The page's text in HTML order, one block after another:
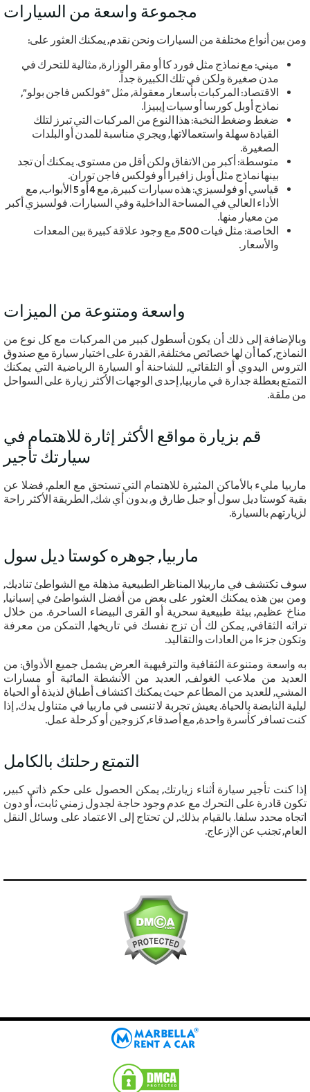
مجموعة واسعة من السيارات
ومن بين أنواع مختلفة من السيارات ونحن نقدم, يمكنك العثور على:
ميني: مع نماذج مثل فورد كا أو مقر الوزارة, مثالية للتحرك في
مدن صغيرة ولكن في تلك الكبيرة جداً.
الاقتصاد: المركبات بأسعار معقولة, مثل "فولكس فاجن بولو",
نماذج أوبل كورسا أو سيات إيبيزا.
ضغط وضغط النخبة: هذا النوع من المركبات التي تبرز لتلك
القيادة سهلة واستعمالاتها, ويجري مناسبة للمدن أو البلدات
الصغيرة.
متوسطة: أكبر من الاتفاق ولكن أقل من مستوى. يمكنك أن تجد
بينها نماذج مثل أوبل زافيرا أو فولكس فاجن توران.
قياسي أو فولسيزي: هذه سيارات كبيرة, مع 4 أو 5 الأبواب, مع
الأداء العالي في المساحة الداخلية وفي السيارات. فولسيزي أكبر
من معيار منها.
الخاصة: مثل فيات 500, مع وجود علاقة كبيرة بين المعدات
والأسعار.
واسعة ومتنوعة من الميزات
وبالإضافة إلى ذلك أن يكون أسطول كبير من المركبات مع كل نوع من
النماذج, كما أن لها خصائص مختلفة, القدرة على اختيار سيارة مع صندوق
التروس اليدوي أو التلقائي, للشاحنة أو السيارة الرياضية التي يمكنك
التمتع بعطلة جدارة في ماربيا, إحدى الوجهات الأكثر زيارة على السواحل
من ملقة.
قم بزيارة مواقع الأكثر إثارة للاهتمام في
سيارتك تأجير
ماربيا مليء بالأماكن المثيرة للاهتمام التي تستحق مع العلم, فضلا عن
بقية كوستا ديل سول أو جبل طارق و, بدون أي شك, الطريقة الأكثر راحة
لزيارتهم بالسيارة.
ماربيا, جوهره كوستا ديل سول
سوف تكتشف في ماربيلا المناظر الطبيعية مذهلة مع الشواطئ تناديك,
ومن بين هذه يمكنك العثور على بعض من أفضل الشواطئ في إسبانيا,
مناخ عظيم, بيئة طبيعية سحرية أو القرى البيضاء الساحرة. من خلال
تراثه الثقافي, يمكن لك أن تزج نفسك في تاريخها, التمكن من معرفة
وتكون جزءا من العادات والتقاليد.
به واسعة ومتنوعة الثقافية والترفيهية العرض يشمل جميع اﻷذواق: من
العديد من ملاعب الغولف, العديد من الأنشطة المائية أو مسارات
المشي, للعديد من المطاعم حيث يمكنك اكتشاف أطباق لذيذة أو الحياة
ليلية النابضة بالحياة. يعيش تجربة لا تنسى في ماربيا في متناول يدك, إذا
كنت تسافر كأسرة واحدة, مع أصدقاء, كزوجين أو كرحلة عمل.
التمتع رحلتك بالكامل
إذا كنت تأجير سيارة أثناء زيارتك, يمكن الحصول على حكم ذاتي كبير,
تكون قادرة على التحرك مع عدم وجود حاجة لجدول زمني ثابت، أو دون
اتجاه محدد سلفا. بالقيام بذلك, لن تحتاج إلى الاعتماد على وسائل النقل
العام, تجنب عن الإزعاج.